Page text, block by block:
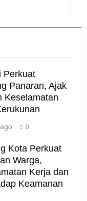
Perkuat
Panaran, Ajak
Keselamatan
0
Kota Perkuat
Warga,
Kerja dan
Keamanan